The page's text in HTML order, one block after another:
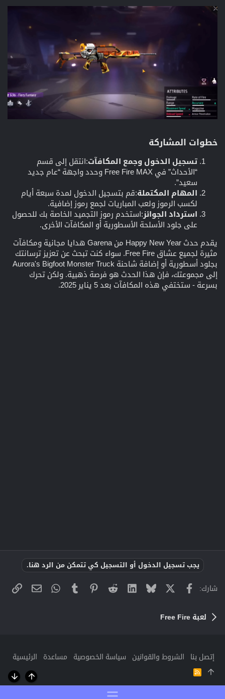
خطوات المشاركة
تسجيل الدخول وجمع المكافآت:انتقل إلى قسم
“الأحداث” في Free Fire MAX وحدد واجهة “عام جديد
سعيد”.
المهام المكتملة:قم بتسجيل الدخول لمدة سبعة أيام
لكسب الرموز ولعب المباريات لجمع رموز إضافية.
استرداد الجوائز :استخدم رموز التجميد الخاصة بك للحصول
على جلود الأسلحة الأسطورية أو المكافآت الأخرى.
يقدم حدث Happy New Year من Garena هدايا مجانية ومكافآت
مثيرة لجميع عشاق Free Fire. سواء كنت تبحث عن تعزيز ترسانتك
بجلود أسطورية أو إضافة شاحنة Aurora's Bigfoot Monster Truck
إلى مجموعتك، فإن هذا الحدث هو فرصة ذهبية. ولكن تحرك
بسرعة - ستختفي هذه المكافآت بعد 5 يناير 2025.
يجب تسجيل الدخول أو التسجيل كي تتمكن من الرد هنا.
شارك: فيسبوك Bluesky
LinkedIn
Reddit
Pinterest
Tumblr
WhatsApp
البريد
لعبة Free Fire
إتصل بنا الشروط والقوانين سياسة الخصوصية مساعدة الرئيسية
R
أعلى